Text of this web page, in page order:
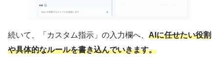
続いて、「カスタム指示」の入力欄へ、 AIに任せたい役割
や具体的なルールを書き込んでいきます。